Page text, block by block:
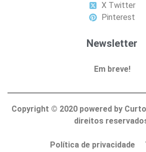
X Twitter
Pinterest
Newsletter
Em breve!
Copyright © 2020powered by
direitos
Política de privacidade